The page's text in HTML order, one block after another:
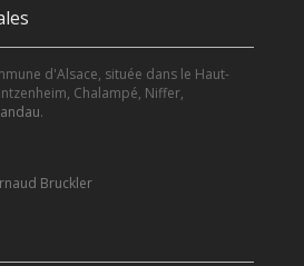
d'Alsace, située dans le Haut-
Chalampé, Niffer,
.
Bruckler